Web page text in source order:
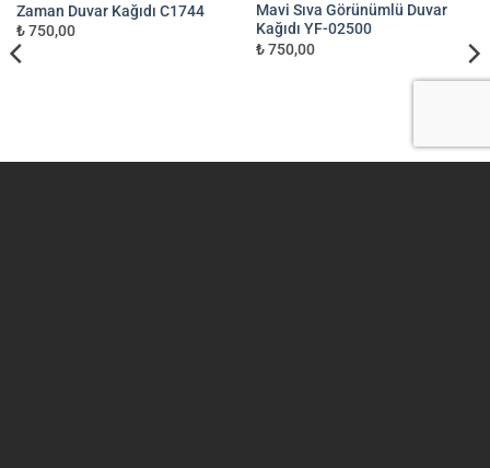
Zaman Duvar Kağıdı C1744
₺ 750,00
Mavi Sıva Görünümlü Duvar
Kağıdı YF-02500
₺ 750,00